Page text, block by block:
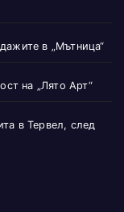
в „Мътница“
на „Лято Арт“
в Тервел, след